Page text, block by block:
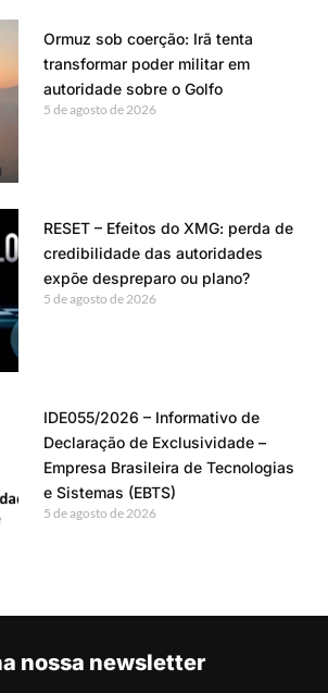
Ormuz sob coerção: Irã tenta
transformar poder militar em
autoridade sobre o Golfo
5 de agosto de 2026
RESET – Efeitos do XMG: perda de
credibilidade das autoridades
expõe despreparo ou plano?
5 de agosto de 2026
IDE055/2026 – Informativo de
Declaração de Exclusividade –
Empresa Brasileira de Tecnologias
e Sistemas (EBTS)
5 de agosto de 2026
nossa newsletter